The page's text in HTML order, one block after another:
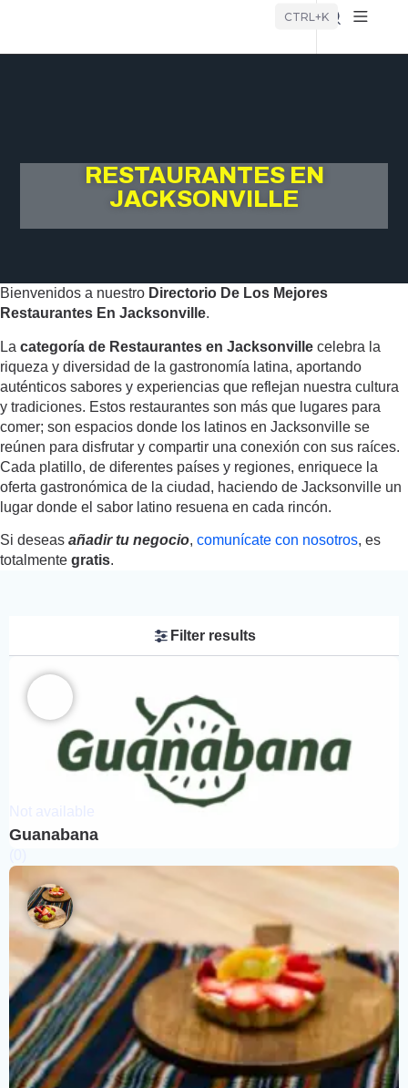
CTRL+K
RESTAURANTES EN
JACKSONVILLE
Bienvenidos a nuestro Directorio De Los Mejores
Restaurantes En Jacksonville.
La categoría de Restaurantes en Jacksonville celebra la
riqueza y diversidad de la gastronomía latina, aportando
auténticos sabores y experiencias que reflejan nuestra cultura
y tradiciones. Estos restaurantes son más que lugares para
comer; son espacios donde los latinos en Jacksonville se
reúnen para disfrutar y compartir una conexión con sus raíces.
Cada platillo, de diferentes países y regiones, enriquece la
oferta gastronómica de la ciudad, haciendo de Jacksonville un
lugar donde el sabor latino resuena en cada rincón.
Si deseas añadir tu negocio, comunícate con nosotros, es
totalmente gratis.
Filter results
Guanabana